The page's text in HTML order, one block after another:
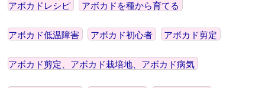
アボカドレシピ アボカドを種から育てる
アボカド低温障害 アボカド初心者 アボカド剪定
アボカド剪定、アボカド栽培地、アボカド病気